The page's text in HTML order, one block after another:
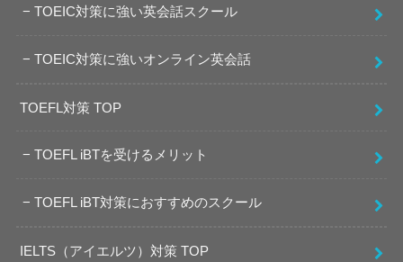
TOEIC対策に強い英会話スクール
TOEIC対策に強いオンライン英会話
TOEFL対策 TOP
TOEFL iBTを受けるメリット
TOEFL iBT対策におすすめのスクール
IELTS（アイエルツ）対策 TOP